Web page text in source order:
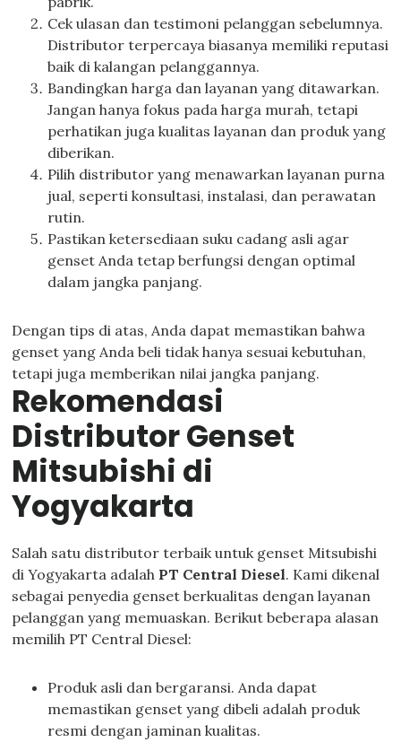
Cek ulasan dan testimoni pelanggan sebelumnya.
Distributor terpercaya biasanya memiliki reputasi
baik di kalangan pelanggannya.
Bandingkan harga dan layanan yang ditawarkan.
Jangan hanya fokus pada harga murah, tetapi
perhatikan juga kualitas layanan dan produk yang
diberikan.
Pilih distributor yang menawarkan layanan purna
jual, seperti konsultasi, instalasi, dan perawatan
rutin.
Pastikan ketersediaan suku cadang asli agar
genset Anda tetap berfungsi dengan optimal
dalam jangka panjang.
Dengan tips di atas, Anda dapat memastikan bahwa
genset yang Anda beli tidak hanya sesuai kebutuhan,
tetapi juga memberikan nilai jangka panjang.
Rekomendasi
Distributor Genset
Mitsubishi di
Yogyakarta
Salah satu distributor terbaik untuk genset Mitsubishi
di Yogyakarta adalah PT Central Diesel. Kami dikenal
sebagai penyedia genset berkualitas dengan layanan
pelanggan yang memuaskan. Berikut beberapa alasan
memilih PT Central Diesel:
Produk asli dan bergaransi. Anda dapat
memastikan genset yang dibeli adalah produk
resmi dengan jaminan kualitas.